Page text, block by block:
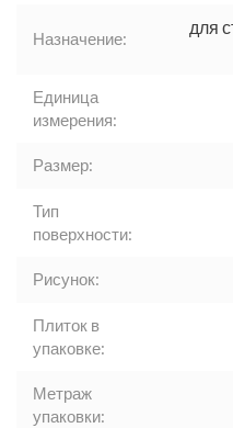
Назначение:
для
Единица
измерения:
Размер:
Тип
поверхности:
Рисунок:
Плиток в
упаковке:
Метраж
упаковки: